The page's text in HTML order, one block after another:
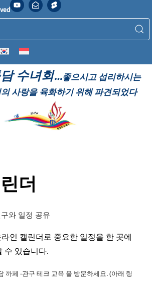
수녀회…좋으시고 섭리하시는
사랑을 육화하기 위해 파견되었다
더
와 일정 공유
인 캘린더로 중요한 일정을 한 곳에
수 있습니다.
까페 -관구 테크 교육 을 방문하세요. (아래 링